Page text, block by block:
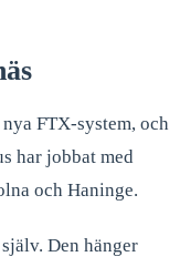
FTX-system, och
har jobbat med
och Haninge.
Den hänger